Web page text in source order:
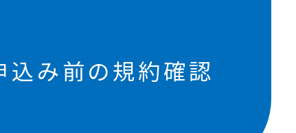
込み前の規約確認